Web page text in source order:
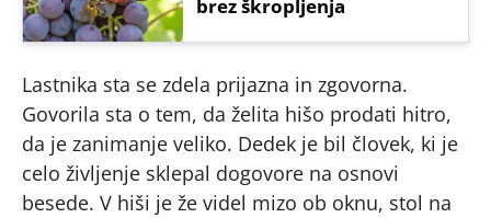
brez škropljenja
Lastnika sta se zdela prijazna in zgovorna.
Govorila sta o tem, da želita hišo prodati hitro,
da je zanimanje veliko. Dedek je bil človek, ki je
celo življenje sklepal dogovore na osnovi
besede. V hiši je že videl mizo ob oknu, stol na